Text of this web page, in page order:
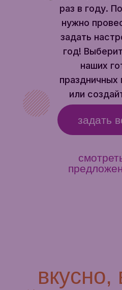
раз в году.
нужно
задать
год!
наших
или
задать
вкусно,